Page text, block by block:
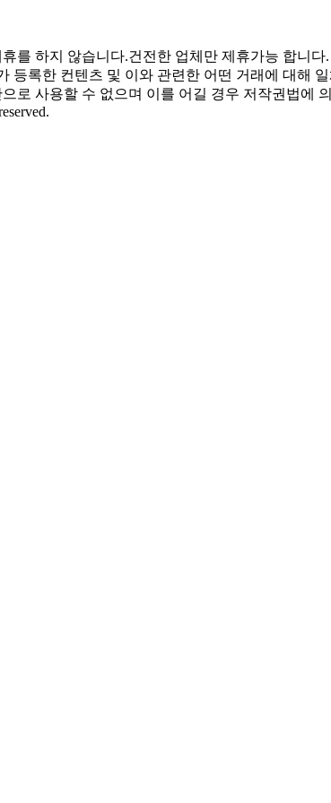
를 하지 않습니다.건전한 업체만 제휴가능 합니다.
등록한 컨텐츠 및 이와 관련한 어떤 거래에 대해
로 사용할 수 없으며 이를 어길 경우 저작권법에